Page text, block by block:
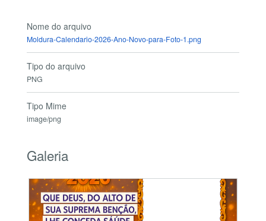
Nome do arquivo
Moldura-Calendario-2026-Ano-Novo-para-Foto-1.png
Tipo do arquivo
PNG
Tipo Mime
image/png
Galeria